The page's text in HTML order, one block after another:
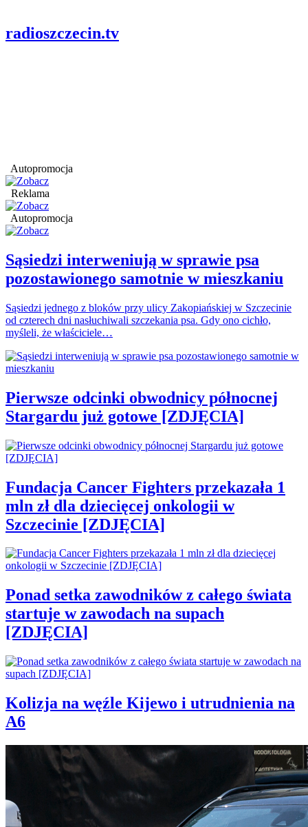
radioszczecin.tv
Autopromocja
Reklama
Autopromocja
Sąsiedzi interweniują w sprawie psa
pozostawionego samotnie w mieszkaniu
Sąsiedzi jednego z bloków przy ulicy Zakopiańskiej w Szczecinie
od czterech dni nasłuchiwali szczekania psa. Gdy ono cichło,
myśleli, że właściciele…
Pierwsze odcinki obwodnicy północnej
Stargardu już gotowe [ZDJĘCIA]
Fundacja Cancer Fighters przekazała 1
mln zł dla dziecięcej onkologii w
Szczecinie [ZDJĘCIA]
Ponad setka zawodników z całego świata
startuje w zawodach na supach
[ZDJĘCIA]
Kolizja na węźle Kijewo i utrudnienia na
A6